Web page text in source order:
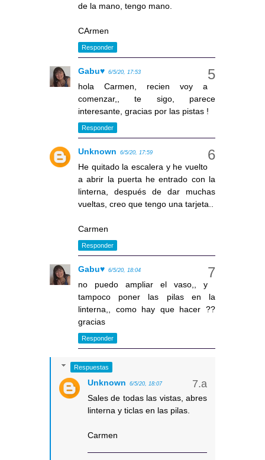
de la mano, tengo mano.
CArmen
Responder
Gabu♥ 6/5/20, 17:53
hola Carmen, recien voy a
comenzar,, te sigo, parece
interesante, gracias por las pistas !
Responder
Unknown 6/5/20, 17:59
He quitado la escalera y he vuelto
a abrir la puerta he entrado con la
linterna, después de dar muchas
vueltas, creo que tengo una tarjeta..
Carmen
Responder
Gabu♥ 6/5/20, 18:04
no puedo ampliar el vaso,, y
tampoco poner las pilas en la
linterna,, como hay que hacer ??
gracias
Responder
Respuestas
Unknown 6/5/20, 18:07
Sales de todas las vistas, abres
linterna y ticlas en las pilas.
Carmen